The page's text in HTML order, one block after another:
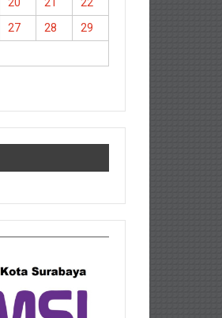
27 28
29